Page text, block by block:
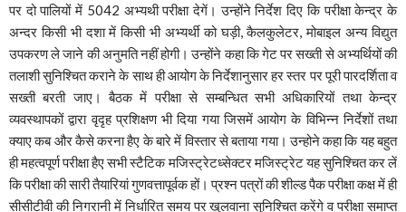
पर दो पालियों में 5042 अभ्यथी परीक्षा देगें। उन्होंने निर्देश दिए कि परीक्षा केन्द्र के
अन्दर किसी भी दशा में किसी भी अभ्यर्थी को घड़ी, कैलकुलेटर, मोबाइल अन्य विद्युत
उपकरण ले जाने की अनुमति नहीं होगी। उन्होंने कहा कि गेट पर सख्ती से अभ्यर्थियों की
तलाशी सुनिश्चित कराने के साथ ही आयोग के निर्देशानुसार हर स्तर पर पूरी पारदर्शिता व
सख्ती बरती जाए। बैठक में परीक्षा से सम्बन्धित सभी अधिकारियों तथा केन्द्र
व्यवस्थापकों द्वारा वृदृह प्रशिक्षण भी दिया गया जिसमें आयोग के विभिन्न निर्देशों तथा
क्याए कब और कैसे करना हैए के बारे में विस्तार से बताया गया। उन्होने कहा कि यह बहुत
ही महत्वपूर्ण परीक्षा हैए सभी स्टैटिक मजिस्ट्रेटध्सेक्टर मजिस्ट्रेट यह सुनिश्चित कर लें
कि परीक्षा की सारी तैयारियां गुणवत्तापूर्वक हों। प्रश्न पत्रों की शील्ड पैक परीक्षा कक्ष में ही
सीसीटीवी की निगरानी में निर्धारित समय पर खुलवाना सुनिश्चित करेंगे व परीक्षा समाप्त